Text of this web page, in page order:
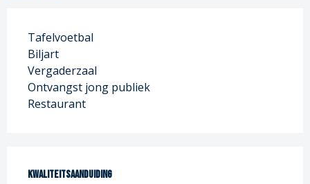
Tafelvoetbal
Biljart
Vergaderzaal
Ontvangst jong publiek
Restaurant
Dienstverlening
Kwaliteitsaanduiding
Kwaliteitsaanduiding